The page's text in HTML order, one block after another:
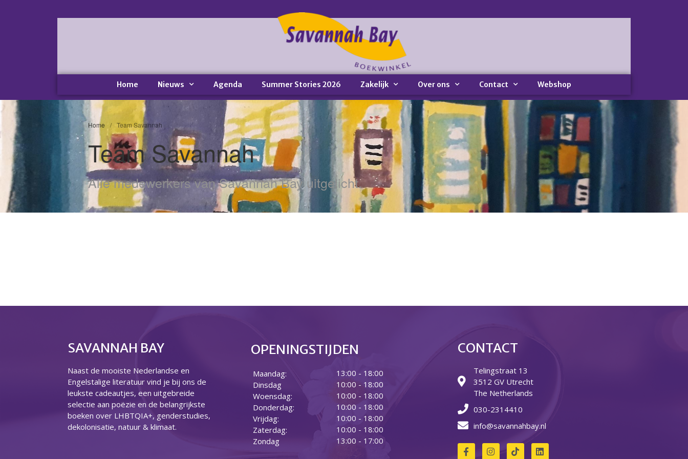
Agenda
Summer Stories 2026
Algemeen
Verkoop op locatie
Voor Medewerkers en Relaties
Scholen
Advies en Expertise
Home Nieuws Agenda Summer Stories 2026 Zakelijk Over ons Contact Webshop
Home / Team Savannah
Team Savannah
Alle medewerkers van Savannah Bay uitgelicht.
SAVANNAH BAY
Naast de mooiste Nederlandse en
Engelstalige literatuur vind je bij ons de
leukste cadeautjes, een uitgebreide
selectie aan poëzie en de belangrijkste
boeken over LHBTQIA+, genderstudies,
dekolonisatie, natuur & klimaat.
OPENINGSTIJDEN
Maandag:
Dinsdag
Woensdag:
Donderdag:
Vrijdag:
Zaterdag:
Zondag
13:00 - 18:00
10:00 - 18:00
10:00 - 18:00
10:00 - 18:00
10:00 - 18:00
10:00 - 18:00
13:00 - 17:00
CONTACT
Telingstraat 13
3512 GV Utrecht
The Netherlands
030-2314410
info@savannahbay.nl